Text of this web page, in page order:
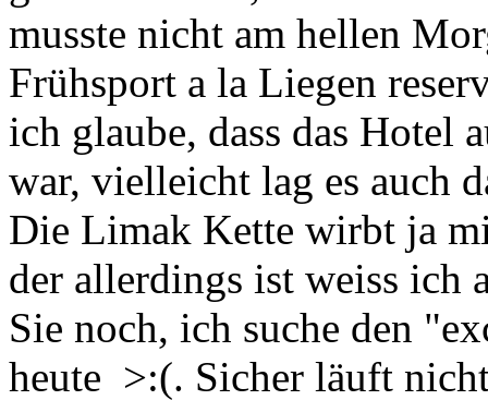
musste nicht am hellen
Frühsport a la Liegen
ich glaube, dass das Hotel
war, vielleicht lag es auch
Die Limak Kette wirbt ja
der allerdings ist weiss ich
Sie noch, ich suche den
heute >:(. Sicher läuft